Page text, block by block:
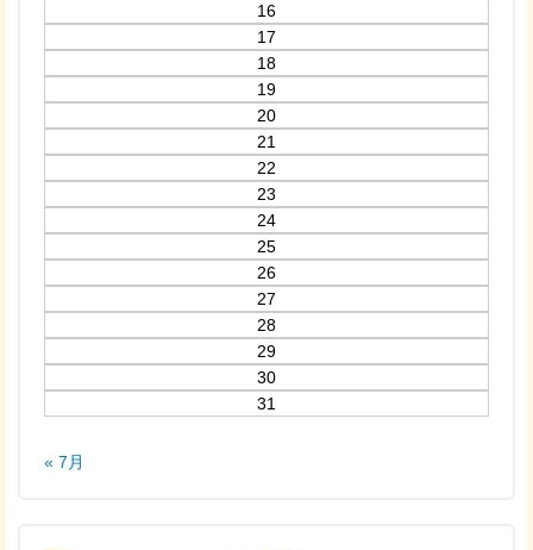
16
17
18
19
20
21
22
23
24
25
26
27
28
29
30
31
« 7月